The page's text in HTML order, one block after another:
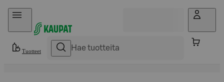
Hyppää sisältöön
Tuotteet